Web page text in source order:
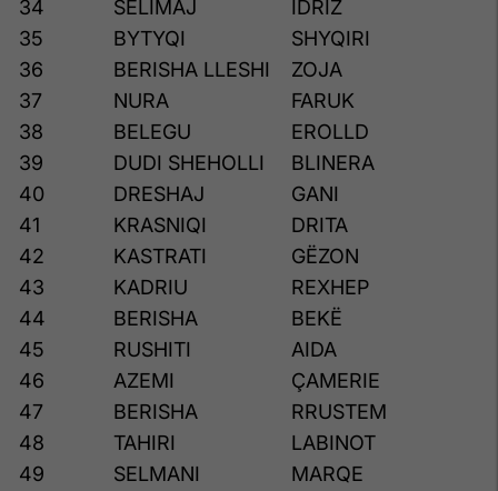
34 SELIMAJ
IDRIZ
35
BYTYQI
SHYQIRI
36
BERISHA LLESHI
ZOJA
37
NURA
FARUK
38
BELEGU
EROLLD
39
DUDI SHEHOLLI
BLINERA
40
DRESHAJ
GANI
41
KRASNIQI
DRITA
42
KASTRATI
GËZON
43
KADRIU
REXHEP
44
BERISHA
BEKË
45
RUSHITI
AIDA
46
AZEMI
ÇAMERIE
47
BERISHA
RRUSTEM
48
TAHIRI
LABINOT
49
SELMANI
MARQE